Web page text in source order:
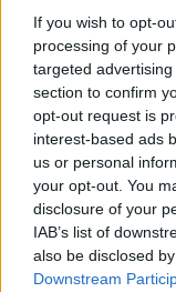
If you wish to opt-
processing of your
targeted
section to confirm
opt-out request is
interest-based ads
us or personal
your opt-out. You
disclosure of your
IAB’s list of
also be disclosed
Downstream
Hoquei Patins
Hoquei Patins